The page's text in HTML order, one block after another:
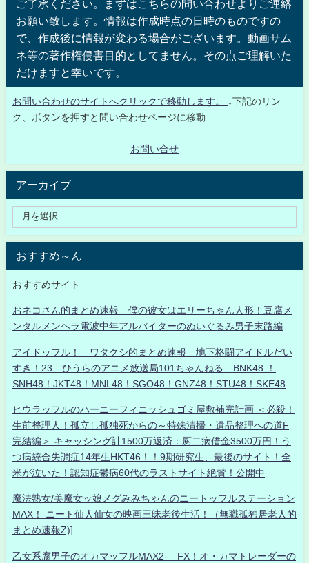
ご了承ください。まずはこちらの問い合わせよりご連絡
お願い致します。情報は作成時点の日時のものですの
で、作成後に情報が変わる場合がございます。動画サム
ネ等の著作権侵害目的としてません。その点ご理解いた
だけますと幸いです。
お問い合わせのサイトへクリックで移動します。
↓下記のリン
ク、ボタンを押すと問い合わせページに移動
お問い合せ
アーカイブ
おすすめ～ん
おすすめサイト
おネコさん的まとめ速報 僕の彼女はエリーちゃん人形！豆腐メ
ンタルメンヘラ電波中年アルバイターのぬいぐるみ男子末路編
アイドッフル！ ワタクシ的まとめ速報 地下格闘アイドルだい
すき！23 ひうらのアニメ放送局101ちゃんねる BNK48 ！
SNH48！JKT48！MNL48！SGO48！GNZ48！STU48！SKE48
ヒウラッフルのハーニーフィニッシュゴミ屋敷補完計画 ＜必殺！
生前整理人！孤立し孤独死からの～特殊清掃・遺品整理への道F
完結編＞ キャッシング計1500万返済：厨二病借金3500万円！う
つ病統合失調症14年生HKT46！！9期研究生、最後のサイト！全
米が泣いた！認知症鬱病60代のラストサイト絶賛！公開中
魔法熟女/美魔女ッ娘メグみみちゃんのニートッフルステーション
MAX！ ニート仙人仙女の映画三昧老後生活！（無職孤独居老人的
まとめ速報Z)]
乙女系腐男子のオカマッフルMAX2- FX！オ・カマトレーダーの